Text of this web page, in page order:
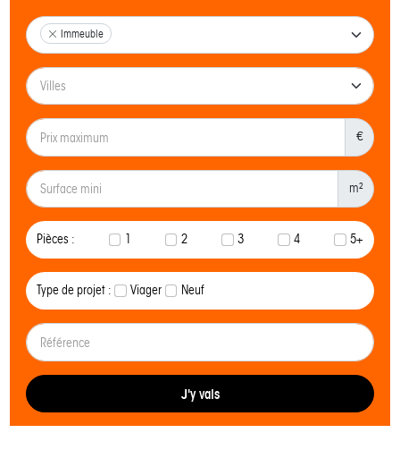
Immeuble
€
m²
Pièces : 1 2 3 4 5+
Type de projet : Viager Neuf
J'y vais